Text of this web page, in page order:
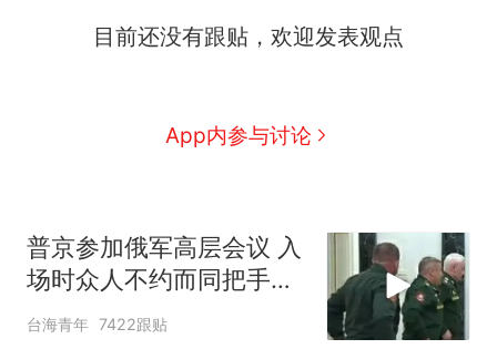
目前还没有跟贴，欢迎发表观点
App内参与讨论
普京参加俄军高层会议 入
场时众人不约而同把手放
腰间
台海青年 7422跟贴